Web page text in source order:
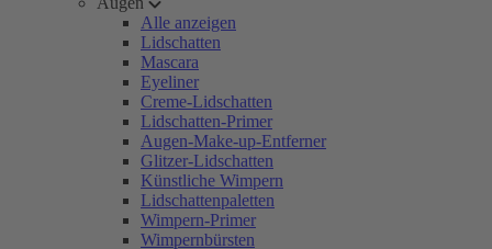
Alle anzeigen
Lidschatten
Mascara
Eyeliner
Creme-Lidschatten
Lidschatten-Primer
Augen-Make-up-Entferner
Glitzer-Lidschatten
Künstliche Wimpern
Lidschattenpaletten
Wimpern-Primer
Wimpernbürsten